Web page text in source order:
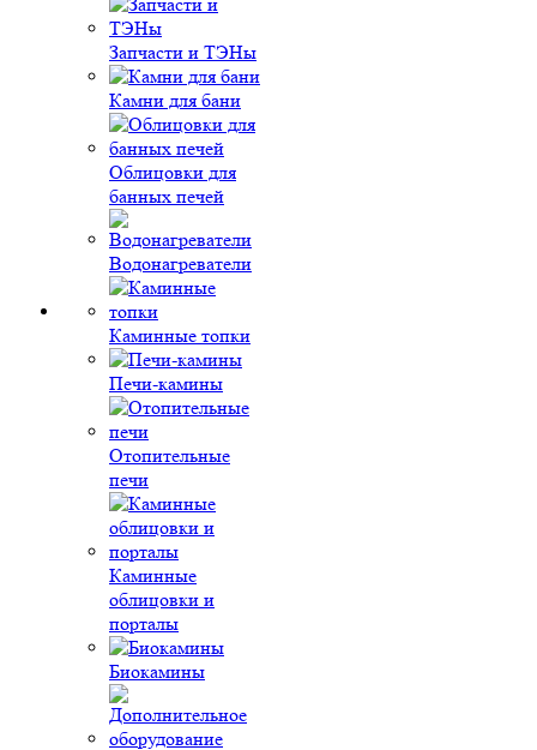
Запчасти и ТЭНы
Камни для бани
Облицовки для
банных печей
Водонагреватели
Каминные топки
Печи-камины
Отопительные
печи
Каминные
облицовки и
порталы
Биокамины